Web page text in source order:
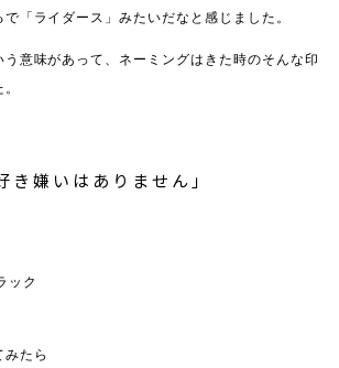
「ライダース」みたいだなと感じました。
う意味があって、ネーミングはきた時のそんな印
き嫌いはありません」
ック
たら